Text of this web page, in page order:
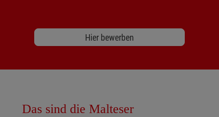
Hier bewerben
Das sind die Malteser